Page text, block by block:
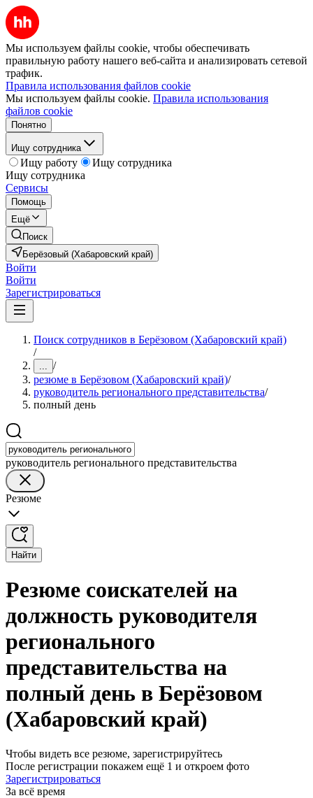
Мы используем файлы cookie, чтобы обеспечивать
правильную работу нашего веб-сайта и анализировать сетевой
трафик.
Правила использования файлов cookie
Мы используем файлы cookie. Правила использования
файлов cookie
Понятно
Ищу сотрудника
Ищу работу
Ищу сотрудника
Ищу сотрудника
Сервисы
Помощь
Ещё
Поиск
Берёзовый (Хабаровский край)
Войти
Войти
Зарегистрироваться
Поиск сотрудников в Берёзовом (Хабаровский край)
/
... /
резюме в Берёзовом (Хабаровский край)/
руководитель регионального представительства/
полный день
руководитель регионального представительства
Резюме
Найти
Резюме соискателей на
должность руководителя
регионального
представительства на
полный день в Берёзовом
(Хабаровский край)
Чтобы видеть все резюме, зарегистрируйтесь
После регистрации покажем ещё 1 и откроем фото
Зарегистрироваться
За всё время